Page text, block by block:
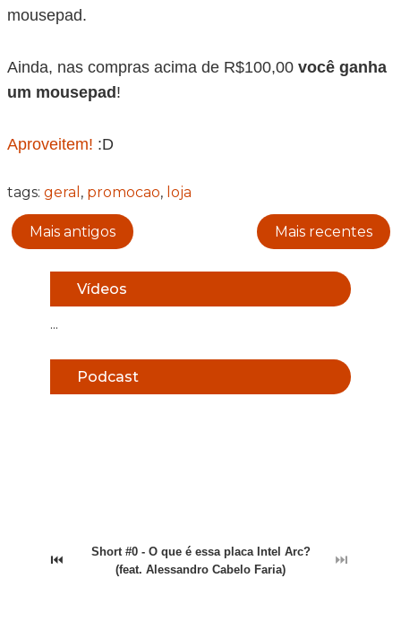
mousepad.
Ainda, nas compras acima de R$100,00 você ganha
um mousepad !
Aproveitem! :D
tags: geral , promocao, loja
Mais antigos Mais recentes
Vídeos
...
Podcast
⏮
Short #0 - O que é essa placa Intel Arc?
(feat. Alessandro Cabelo Faria)
⏭